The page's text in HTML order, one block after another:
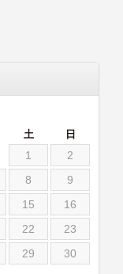
土 日
1
2
8
9
15
16
22
23
29
30